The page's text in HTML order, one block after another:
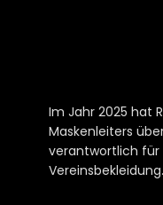
Im Jahr 2025 hat
Maskenleiters
verantwortlich für
Vereinsbekleidung.